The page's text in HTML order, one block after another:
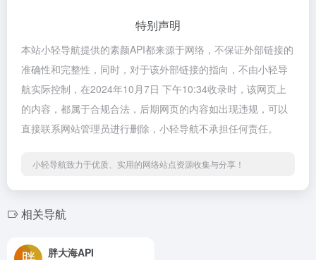
特别声明
本站小轻导航提供的素颜API都来源于网络，不保证外部链接的
准确性和完整性，同时，对于该外部链接的指向，不由小轻导
航实际控制，在2024年10月7日 下午10:34收录时，该网页上
的内容，都属于合规合法，后期网页的内容如出现违规，可以
直接联系网站管理员进行删除，小轻导航不承担任何责任。
小轻导航致力于优质、实用的网络站点资源收集与分享！
相关导航
胖大海API